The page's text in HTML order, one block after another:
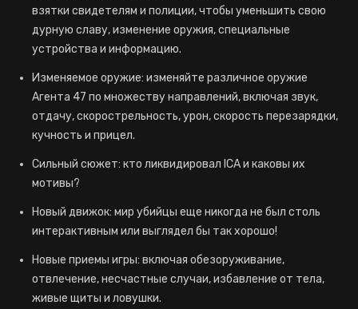
взятки свидетелям и полиции, чтобы уменьшить свою
дурную славу, изменение оружия, специальные
устройства и информацию.
Изменяемое оружие: изменяйте различное оружие
Агента 47 по множеству направлений, включая звук,
отдачу, скорострельность, урон, скорость перезарядки,
кучность и прицел.
Сильный сюжет: кто ликвидировал ICA и каковы их
мотивы?
Новый движок: мир убийцы еще никогда не был столь
интерактивным или выглядел бы так хорошо!
Новые приемы игры: включая обезоруживание,
отвлечение, несчастные случаи, избавление от тела,
живые щиты и ловушки.